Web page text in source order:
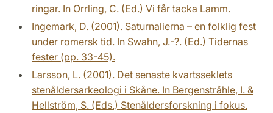
ringar. In Orrling, C. (Ed.) Vi får tacka Lamm.
Ingemark, D. (2001). Saturnalierna – en folklig fest
under romersk tid. In Swahn, J.-?. (Ed.) Tidernas
fester (pp. 33-45).
Larsson, L. (2001). Det senaste kvartsseklets
stenåldersarkeologi i Skåne. In Bergenstråhle, I. &
Hellström, S. (Eds.) Stenåldersforskning i fokus.